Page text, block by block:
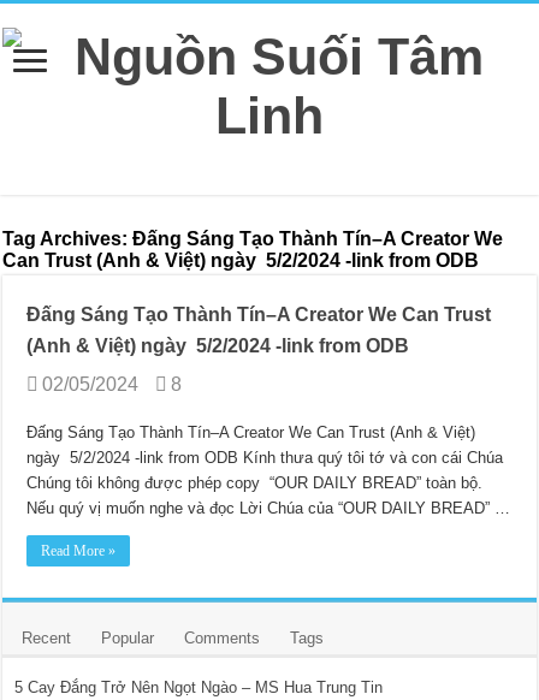
Tag Archives:Đấng Sáng Tạo Thành Tín–A Creator We
Can Trust (Anh & Việt) ngày 5/2/2024 -link from ODB
Đấng Sáng Tạo Thành Tín–A Creator We Can Trust
(Anh & Việt) ngày 5/2/2024 -link from ODB
02/05/2024
8
Đấng Sáng Tạo Thành Tín–A Creator We Can Trust (Anh & Việt)
ngày 5/2/2024 -link from ODB Kính thưa quý tôi tớ và con cái Chúa
Chúng tôi không được phép copy “OUR DAILY BREAD” toàn bộ.
Nếu quý vị muốn nghe và đọc Lời Chúa của “OUR DAILY BREAD” …
Read More »
Recent Popular Comments Tags
5 Cay Đắng Trở Nên Ngọt Ngào – MS Hua Trung Tin